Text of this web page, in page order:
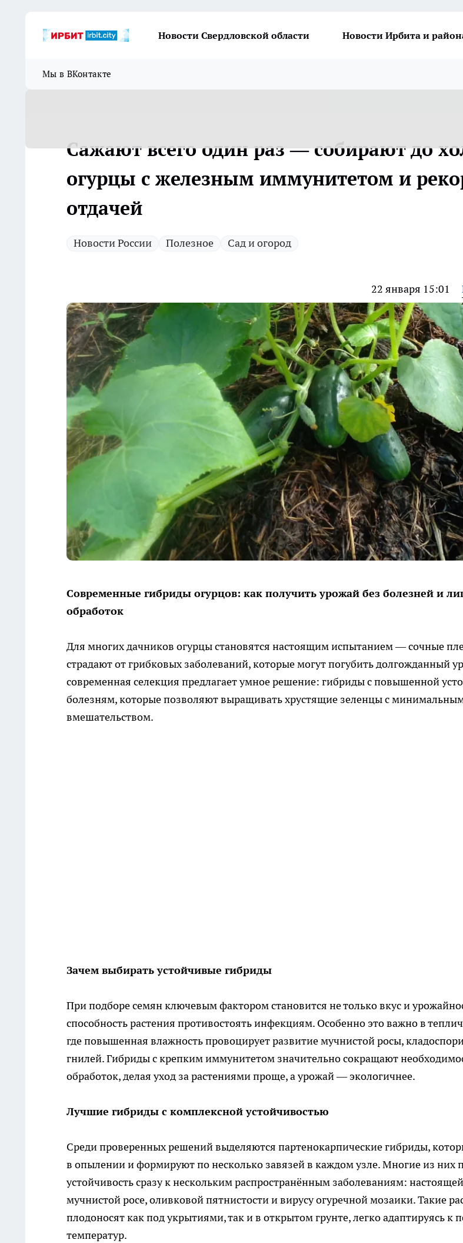
Новости Свердловской области Новости Ирбита и
Мы в ВКонтакте
Сажают всего один раз — собирают до
огурцы с железным иммунитетом и
отдачей
Новости России Полезное Сад и огород
22 января 15:01
Современные гибриды огурцов: как получить урожай без болезней и
обработок
Для многих дачников огурцы становятся настоящим испытанием — сочные
страдают от грибковых заболеваний, которые могут погубить долгожданный
современная селекция предлагает умное решение: гибриды с повышенной
болезням, которые позволяют выращивать хрустящие зеленцы с
вмешательством.
Зачем выбирать устойчивые гибриды
При подборе семян ключевым фактором становится не только вкус и
способность растения противостоять инфекциям. Особенно это важно в
где повышенная влажность провоцирует развитие мучнистой росы,
гнилей. Гибриды с крепким иммунитетом значительно сокращают
обработок, делая уход за растениями проще, а урожай — экологичнее.
Лучшие гибриды с комплексной устойчивостью
Среди проверенных решений выделяются партенокарпические гибриды,
в опылении и формируют по несколько завязей в каждом узле. Многие из них
устойчивость сразу к нескольким распространённым заболеваниям:
мучнистой росе, оливковой пятнистости и вирусу огуречной мозаики. Такие
плодоносят как под укрытиями, так и в открытом грунте, легко адаптируясь к
температур.